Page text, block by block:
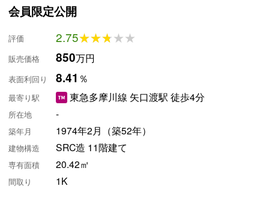
会員限定公開
評価 2.75★★★★★
★★★★★
販売価格 850万円
表面利回り 8.41 ％
最寄り駅 東急多摩川線 矢口渡駅 徒歩4分
所在地 -
築年月 1974年2月（築52年）
建物構造 SRC造 11階建て
専有面積 20.42㎡
間取り 1K